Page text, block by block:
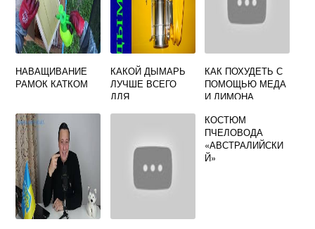
НАВАЩИВАНИЕ
РАМОК КАТКОМ
КАКОЙ ДЫМАРЬ
ЛУЧШЕ ВСЕГО
ДЛЯ
КАК ПОХУДЕТЬ С
ПОМОЩЬЮ МЕДА
И ЛИМОНА
КОСТЮМ
ПЧЕЛОВОДА
«АВСТРАЛИЙСКИ
Й»